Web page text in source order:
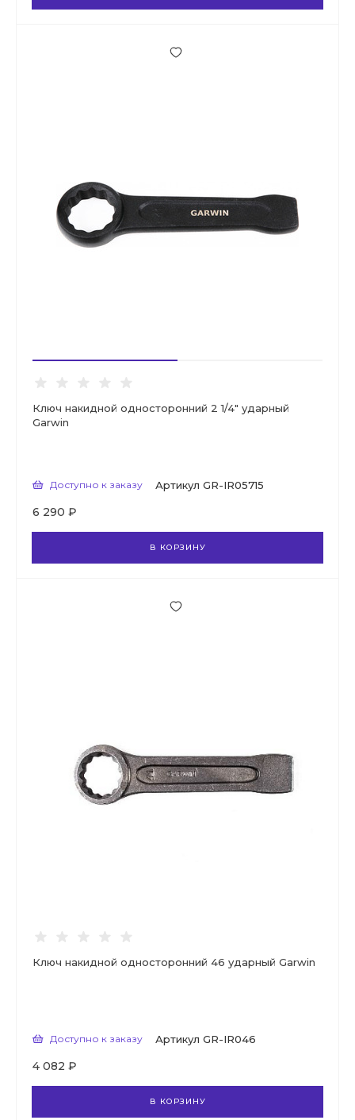
Ключ накидной односторонний 2 1/4" ударный
Garwin
Доступно к заказу Артикул GR-IR05715
6 290 ₽
В КОРЗИНУ
Ключ накидной односторонний 46 ударный Garwin
Доступно к заказу Артикул GR-IR046
4 082 ₽
В КОРЗИНУ